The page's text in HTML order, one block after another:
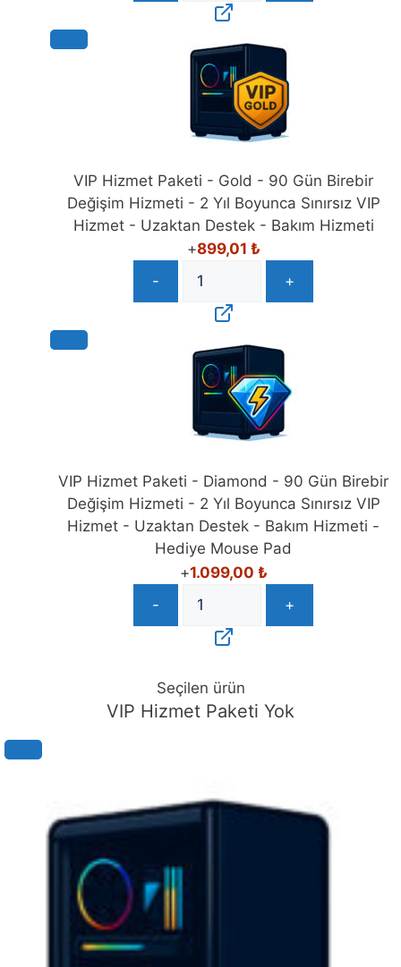
VIP Hizmet Paketi - Gold - 90 Gün Birebir
Değişim Hizmeti - 2 Yıl Boyunca Sınırsız VIP
Hizmet - Uzaktan Destek - Bakım Hizmeti
+899,01 ₺
-
+
VIP Hizmet Paketi - Diamond - 90 Gün Birebir
Değişim Hizmeti - 2 Yıl Boyunca Sınırsız VIP
Hizmet - Uzaktan Destek - Bakım Hizmeti -
Hediye Mouse Pad
+1.099,00 ₺
-
+
Seçilen ürün
VIP Hizmet Paketi Yok